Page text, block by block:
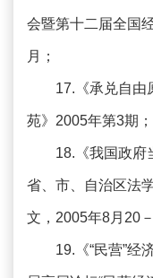
会暨第十二届全国
月；
17.《承兑自由
苑》2005年第3期；
18.《我国政府
省、市、自治区法
文，2005年8月20
19.《“民营”经